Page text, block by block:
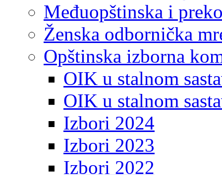
Međuopštinska i
Ženska odbornička
Opštinska izborna
OIK u stalnom
OIK u stalnom
Izbori 2024
Izbori 2023
Izbori 2022